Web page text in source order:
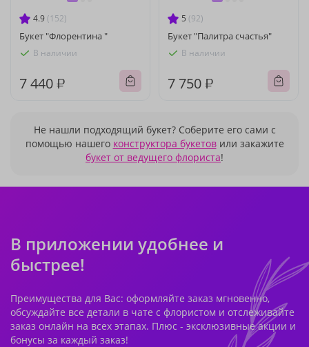
4.9 (152)
Букет "Флорентина "
В наличии
7 440 ₽
5 (92)
Букет "Палитра счастья"
В наличии
7 750 ₽
Не нашли подходящий букет? Соберите его сами с
помощью нашего конструктора букетовили закажите
букет от ведущего флориста!
В приложении удобнее и
быстрее!
Преимущества для Вас: оформляйте заказ мгновенно,
обсуждайте все детали в чате с флористом и отслеживайте
заказ онлайн на всех этапах. Плюс - эксклюзивные акции и
бонусы за каждый заказ!